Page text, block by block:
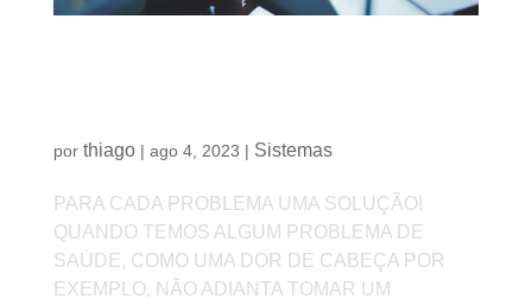
por thiago| ago 4, 2023 | Sistemas
PARA CADA PROBLEMA UMA SOLUÇÃO!
QUANDO TEMOS ALGUM PROBLEMA DE
SAÚDE, COMO UMA DOR DE CABEÇA POR
EXEMPLO, NÃO ADIANTA TOMAR UM